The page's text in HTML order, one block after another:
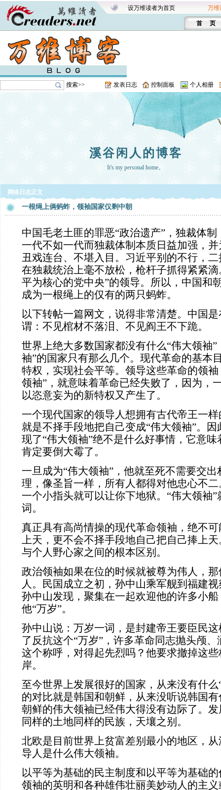
设万维读者为首页 万维
首 页
搜索>> 发表日志 控制面板 个人相册
溪谷闲人的博客
It's my personal home。
网络日志正文
一根绳上俩蚂蚱，领袖国家仅剩中朝
中国毛老土匪的罪恶“政治遗产”，独裁体
一代不如一代而独裁体制本质日益加强，
丑戏连台、不堪入目。习近平别的不行，
在独裁统治上毫不放松，枪杆子抓得紧紧
平为核心的党中央”的领导。所以，中国和
成为一根绳上的仅有的两只蚂蚱。
以下转帖一篇网文，说得非常清楚。中国
谓：不见棺材不落泪、不见阎王不下跪。
世界上绝大多数国家都没有什么“伟大领袖”
袖”的国家只有那么几个。现代革命的基本
特权，实现社会平等。领导这些革命的领
领袖”，就意味着革命已经失败了，因为，
以恣意妄为的新特权又产生了。
一个现代国家的领导人想拥有古代帝王一
就是不择手段地把自己变成“伟大领袖”。
现了“伟大领袖”绝不是什么好事情，它意
肯定要倒大霉了。
一旦成为“伟大领袖”，他就至死不需要交
理，像圣旨一样，所有人都得对他忠心不
一个小指头就可以让你下地狱。“伟大领袖
词。
真正具有高尚情操的现代革命领袖，绝不
上天，更不会不择手段地自己把自己捧上
与个人野心家之间的根本区别。
政治领袖如果在位的时候就被尊为伟人，
人。民国成立之初，孙中山乘军舰到福建
孙中山发现，聚集在一起欢迎他的许多小
他“万岁”。
孙中山说：万岁一词，是封建帝王要臣民
了反抗这个“万岁”，许多革命同志抛头颅
这个称呼，对得起先烈吗？他要求撤掉这
岸。
至今世界上发展很好的国家，从来没有什么
的对比就是韩国和朝鲜，从来没听说韩国
朝鲜的伟大领袖已经伟大得没有边际了。
同样的土地同样的民族，天壤之别。
北欧是目前世界上贫富差别最小的地区，
导人是什么伟大领袖。
以平等为基础的民主制度和以平等为基础
领袖的英明和各种雄伟壮丽美妙动人的主